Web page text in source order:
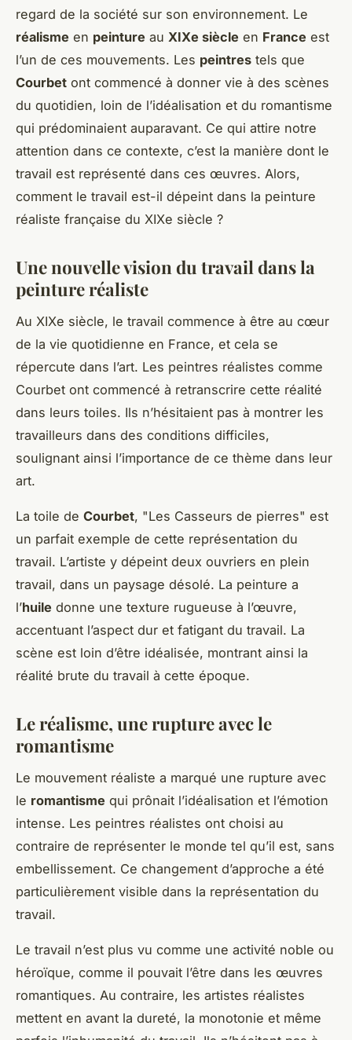
regard de la société sur son environnement. Le
réalisme en peinture au XIXe siècle en France est
l’un de ces mouvements. Les peintres tels que
Courbet ont commencé à donner vie à des scènes
du quotidien, loin de l’idéalisation et du romantisme
qui prédominaient auparavant. Ce qui attire notre
attention dans ce contexte, c’est la manière dont le
travail est représenté dans ces œuvres. Alors,
comment le travail est-il dépeint dans la peinture
réaliste française du XIXe siècle ?
Une nouvelle vision du travail dans la
peinture réaliste
Au XIXe siècle, le travail commence à être au cœur
de la vie quotidienne en France, et cela se
répercute dans l’art. Les peintres réalistes comme
Courbet ont commencé à retranscrire cette réalité
dans leurs toiles. Ils n’hésitaient pas à montrer les
travailleurs dans des conditions difficiles,
soulignant ainsi l’importance de ce thème dans leur
art.
La toile de Courbet, "Les Casseurs de pierres" est
un parfait exemple de cette représentation du
travail. L’artiste y dépeint deux ouvriers en plein
travail, dans un paysage désolé. La peinture a
l’huile donne une texture rugueuse à l’œuvre,
accentuant l’aspect dur et fatigant du travail. La
scène est loin d’être idéalisée, montrant ainsi la
réalité brute du travail à cette époque.
Le réalisme, une rupture avec le
romantisme
Le mouvement réaliste a marqué une rupture avec
le romantisme qui prônait l’idéalisation et l’émotion
intense. Les peintres réalistes ont choisi au
contraire de représenter le monde tel qu’il est, sans
embellissement. Ce changement d’approche a été
particulièrement visible dans la représentation du
travail.
Le travail n’est plus vu comme une activité noble ou
héroïque, comme il pouvait l’être dans les œuvres
romantiques. Au contraire, les artistes réalistes
mettent en avant la dureté, la monotonie et même